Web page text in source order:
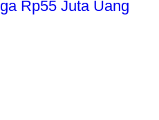
Rp55 Juta Uang